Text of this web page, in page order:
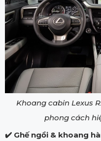
Khoang cabin Lexus
phong cách
✔️ Ghế ngồi & khoang